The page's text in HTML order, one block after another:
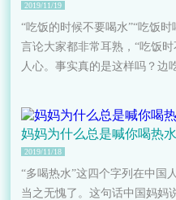
2019/11/19
“吃饭的时候不要喝水”“吃饭
言论大家都非常耳熟，“吃饭
人心。事实真的是这样吗？边
妈妈为什么总是喊你喝热
2019/11/18
“多喝热水”这四个字列在中国
当之无愧了。这句话中国妈妈